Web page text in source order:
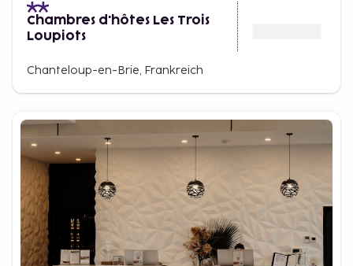
Chambres d'hôtes Les Trois
Loupiots
Chanteloup-en-Brie, Frankreich